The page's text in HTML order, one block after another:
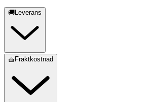
🚚Leverans
🧺Fraktkostnad